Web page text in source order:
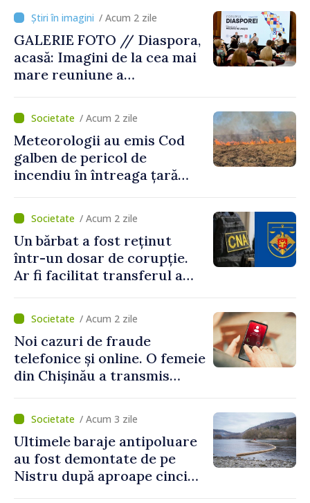
registrului naval național
/ Acum 2 zile
GALERIE FOTO // Diaspora,
acasă: Imagini de la cea mai
mare reuniune a
hotare
/ Acum 2 zile
Meteorologii au emis Cod
galben de pericol de
incendiu în întreaga țară
/ Acum 2 zile
Un bărbat a fost reținut
într-un dosar de corupție.
Ar fi facilitat transferul a
portofele electronice
/ Acum 2 zile
Noi cazuri de fraude
telefonice și online. O femeie
din Chișinău a transmis
/ Acum 3 zile
Ultimele baraje antipoluare
au fost demontate de pe
Nistru după aproape cinci